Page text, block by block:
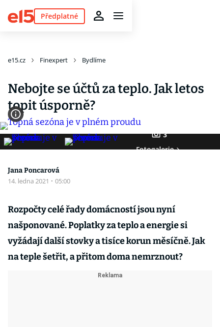
Předplatné
e15.cz Finexpert Bydlíme
Nebojte se účtů za teplo. Jak letos
topit úsporně?
3
Fotogalerie
Jana Poncarová
14. ledna 2021 · 05:00
Rozpočty celé řady domácností jsou nyní
našponované. Poplatky za teplo a energie si
vyžádají další stovky a tisíce korun měsíčně. Jak
na teple šetřit, a přitom doma nemrznout?